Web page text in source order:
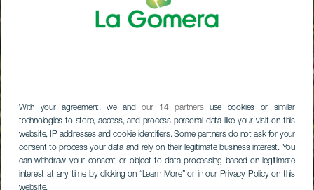
With your agreement, we andour 14 partnersuse cookies or similar
technologies to store, access, and process personal data like your visit on this
website, IP addresses and cookie identifiers. Some partners do not ask for your
consent to process your data and rely on their legitimate business interest. You
can withdraw your consent or object to data processing based on legitimate
interest at any time by clicking on “Learn More” or in our Privacy Policy on this
website.